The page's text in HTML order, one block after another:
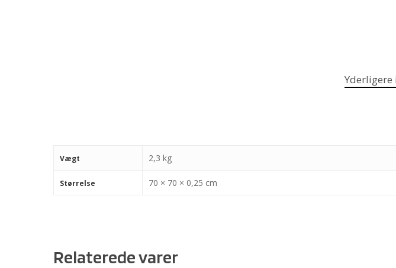
Vægt 2,3 kg
Størrelse 70 × 70 × 0,25 cm
Relaterede varer